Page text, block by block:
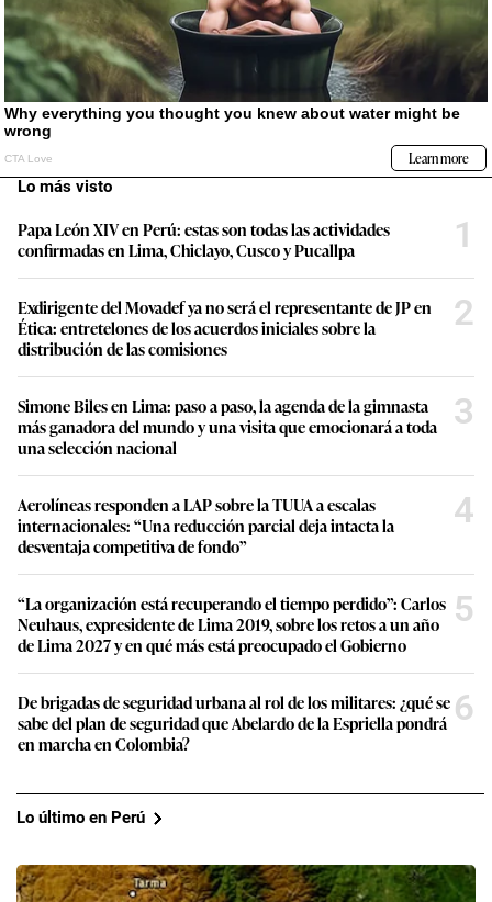
Lo más visto
Papa León XIV en Perú: estas son todas las actividades
confirmadas en Lima, Chiclayo, Cusco y Pucallpa
1
Exdirigente del Movadef ya no será el representante de JP en
Ética: entretelones de los acuerdos iniciales sobre la
distribución de las comisiones
2
Simone Biles en Lima: paso a paso, la agenda de la gimnasta
más ganadora del mundo y una visita que emocionará a toda
una selección nacional
3
Aerolíneas responden a LAP sobre la TUUA a escalas
internacionales: “Una reducción parcial deja intacta la
desventaja competitiva de fondo”
4
“La organización está recuperando el tiempo perdido”: Carlos
Neuhaus, expresidente de Lima 2019, sobre los retos a un año
de Lima 2027 y en qué más está preocupado el Gobierno
5
De brigadas de seguridad urbana al rol de los militares: ¿qué se
sabe del plan de seguridad que Abelardo de la Espriella pondrá
en marcha en Colombia?
6
Lo último en Perú